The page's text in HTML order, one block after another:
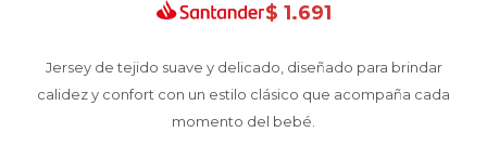
$ 1.691
Jersey de tejido suave y delicado, diseñado para brindar
calidez y confort con un estilo clásico que acompaña cada
momento del bebé.